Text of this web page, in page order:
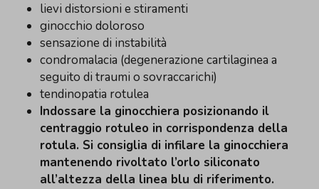
lievi distorsioni e stiramenti
ginocchio doloroso
sensazione di instabilità
condromalacia (degenerazione cartilaginea a
seguito di traumi o sovraccarichi)
tendinopatia rotulea
Indossare la ginocchiera posizionando il
centraggio rotuleo in corrispondenza della
rotula. Si consiglia di infilare la ginocchiera
mantenendo rivoltato l’orlo siliconato
all’altezza della linea blu di riferimento.